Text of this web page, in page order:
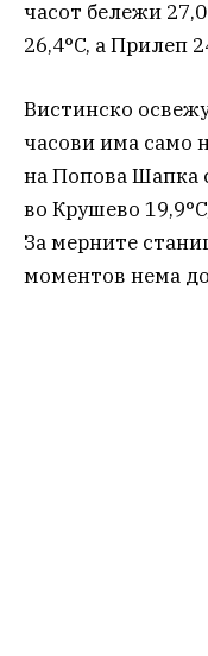
часот бележи
26,4°C, а Прилеп
Вистинско
часови има само
на Попова Шапка
во Крушево
За мерните
моментов нема